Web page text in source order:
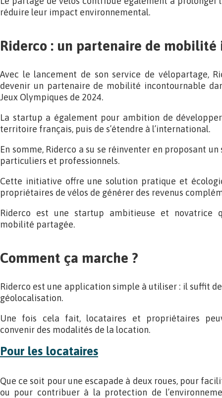
réduire leur impact environnemental.
Riderco : un partenaire de
Avec le lancement de son service de vélopartage,
devenir un partenaire de mobilité incontournable
Jeux Olympiques de 2024.
La startup a également pour ambition de
territoire français, puis de s’étendre à l’international.
En somme, Riderco a su se réinventer en proposant
particuliers et professionnels.
Cette initiative offre une solution pratique et
propriétaires de vélos de générer des revenus
Riderco est une startup ambitieuse et novatrice
mobilité partagée.
Comment ça marche ?
Riderco est une application simple à utiliser : il suffit
géolocalisation.
Une fois cela fait, locataires et propriétaires
convenir des modalités de la location.
Pour les locataires
Que ce soit pour une escapade à deux roues, pour
ou pour contribuer à la protection de